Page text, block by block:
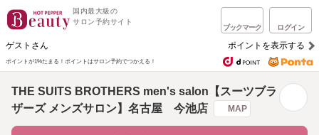
国内最大級の
サロン予約サイト
ブックマーク ログイン
ゲストさん ポイントを表示する
ポイントが1%たまる！ ポイントはサロン予約でつかえる！
THE SUITS BROTHERS men's salon【スーツブラ
ザーズ メンズサロン】名古屋 今池店
MAP